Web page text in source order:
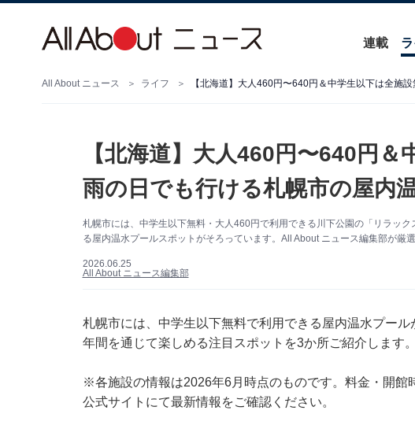
連載
All About ニュース ライフ 【北海道】大人460円〜640円＆中学生以下は全施
【北海道】大人460円〜640円＆
雨の日でも行ける札幌市の屋内
札幌市には、中学生以下無料・大人460円で利用できる川下公園の「リラッ
る屋内温水プールスポットがそろっています。All About ニュース編集部が厳
2026.06.25
All About ニュース編集部
札幌市には、中学生以下無料で利用できる屋内温水プー
年間を通じて楽しめる注目スポットを3か所ご紹介します。
※各施設の情報は2026年6月時点のものです。料金・開館
公式サイトにて最新情報をご確認ください。